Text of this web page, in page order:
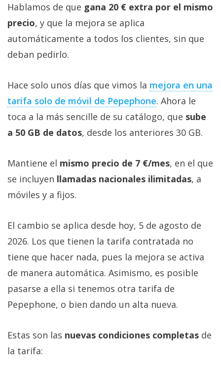
Hablamos de que gana 20 € extra por el mismo
precio, y que la mejora se aplica
automáticamente a todos los clientes, sin que
deban pedirlo.
Hace solo unos días que vimos la mejora en una
tarifa solo de móvil de Pepephone‎. Ahora le
toca a la más sencille de su catálogo, que sube
a 50 GB de datos, desde los anteriores 30 GB.
Mantiene el mismo precio de 7 €/mes, en el que
se incluyen llamadas nacionales ilimitadas, a
móviles y a fijos.
El cambio se aplica desde hoy, 5 de agosto de
2026. Los que tienen la tarifa contratada no
tiene que hacer nada, pues la mejora se activa
de manera automática. Asimismo, es posible
pasarse a ella si tenemos otra tarifa de
Pepephone, o bien dando un alta nueva.
Estas son las nuevas condiciones completas de
la tarifa: